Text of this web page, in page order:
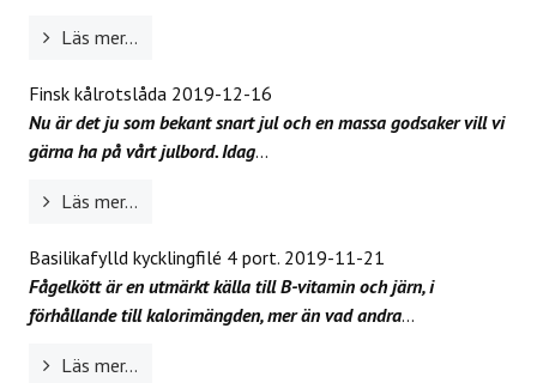
Läs mer...
Finsk kålrotslåda 2019-12-16
Nu är det ju som bekant snart jul och en massa godsaker vill vi
gärna ha på vårt julbord. Idag...
Läs mer...
Basilikafylld kycklingfilé 4 port. 2019-11-21
Fågelkött är en utmärkt källa till B-vitamin och järn, i
förhållande till kalorimängden, mer än vad andra...
Läs mer...